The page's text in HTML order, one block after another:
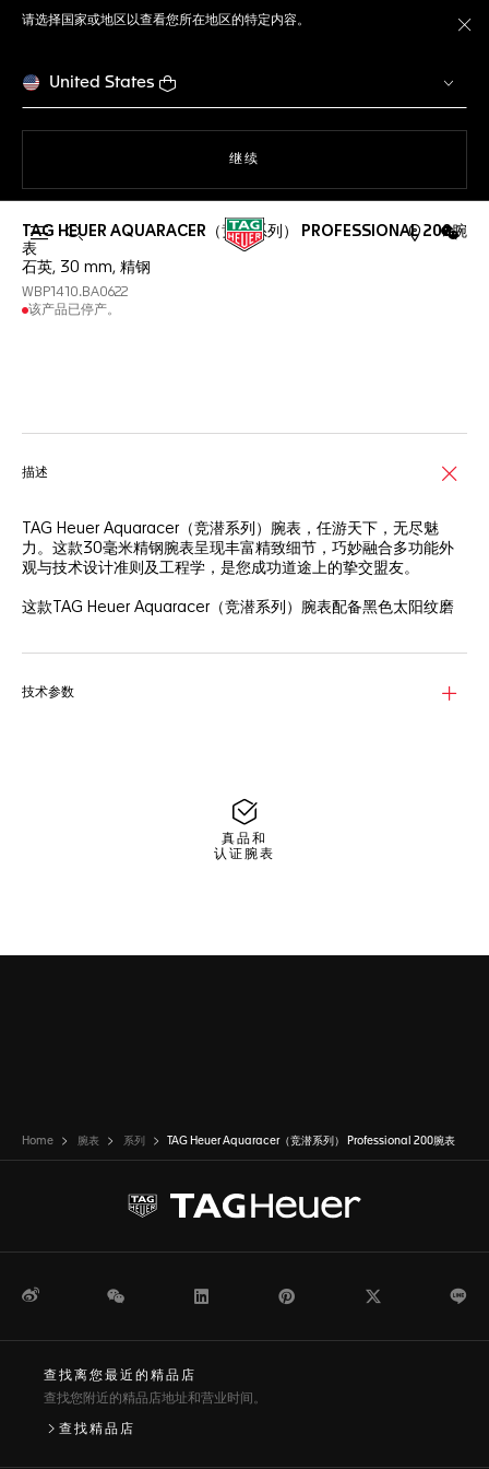
请选择国家或地区以查看您所在地区的特定内容。
United States
继续
打开搜索 微信
TAG HEUER AQUARACER（竞潜系列） PROFESSIONAL 200腕
表
石英, 30 mm, 精钢
WBP1410.BA0622
该产品已停产。
描述
TAG Heuer Aquaracer（竞潜系列）腕表，任游天下，无尽魅
力。这款30毫米精钢腕表呈现丰富精致细节，巧妙融合多功能外
观与技术设计准则及工程学，是您成功道途上的挚交盟友。
这款TAG Heuer Aquaracer（竞潜系列）腕表配备黑色太阳纹磨
30毫米精钢表壳搭载精准石英机芯，防水深度达200米，采用优异
技术参数
真品和
认证腕表
Home 腕表 系列 TAG Heuer Aquaracer（竞潜系列） Professional 200腕表
微博 WeChat Pinterest
查找离您最近的精品店
查找您附近的精品店地址和营业时间。
查找精品店